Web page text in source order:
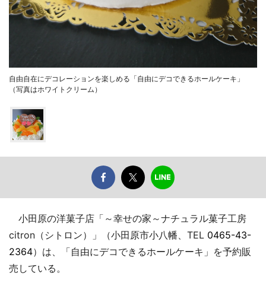
自由自在にデコレーションを楽しめる「自由にデコできるホールケーキ」
（写真はホワイトクリーム）
小田原の洋菓子店「～幸せの家～ナチュラル菓子工房
citron（シトロン）」（小田原市小八幡、TEL 0465-43-
2364）は、「自由にデコできるホールケーキ」を予約販
売している。